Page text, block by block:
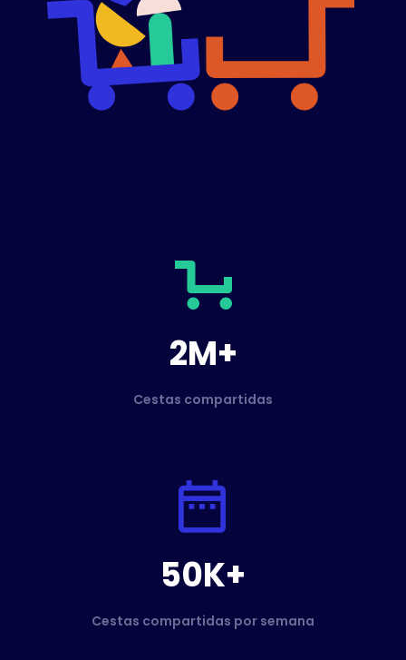
2M+
Cestas compartidas
50K+
Cestas compartidas por semana